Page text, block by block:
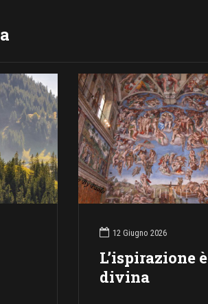
12 Giugno 2026
L’ispirazione è
divina